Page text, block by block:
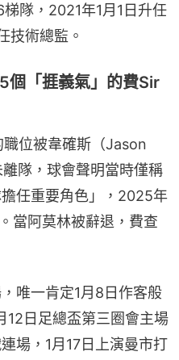
隊，2021年1月1日升任
技術總監。
「捱義氣」的費Sir
位被韋確斯（Jason
隊，球會聲明當時僅稱
任重要角色」，2025年
當阿莫林被辭退，費查
唯一肯定1月8日作客般
12日足總盃第三圈會主場
場，1月17日上演曼市打